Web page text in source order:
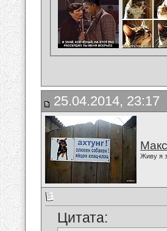
25.04.2014, 23:17
Живу я
Цитата: